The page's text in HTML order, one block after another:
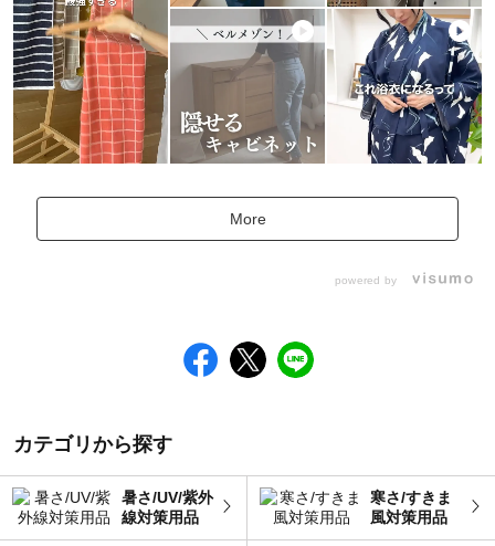
More
powered by
カテゴリから探す
暑さ/UV/紫外
線対策用品
寒さ/すきま
風対策用品